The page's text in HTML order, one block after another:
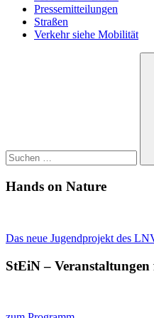
Pressemitteilungen
Straßen
Verkehr siehe Mobilität
Hands on Nature
Das neue Jugendprojekt des
StEiN –